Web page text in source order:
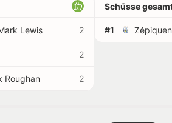
Lewis 2
2
Roughan 2
Schüsse
#1